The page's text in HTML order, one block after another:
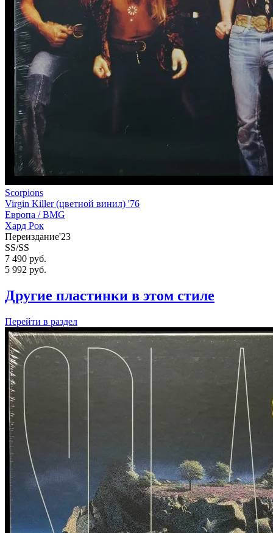
Scorpions
Virgin Killer (цветной винил) '76
Европа /BMG
Хард Рок
Переиздание'23
SS/SS
7 490 руб.
5 992 руб.
Другие пластинки в этом стиле
Перейти в раздел